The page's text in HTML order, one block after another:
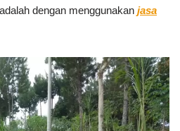
dengan menggunakan jasa